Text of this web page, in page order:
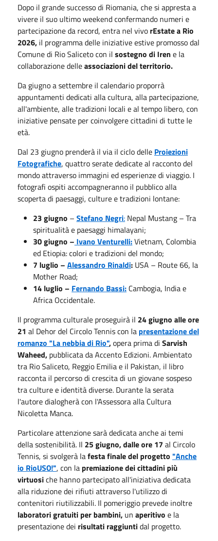
Dopo il grande successo di Riomania, che si appresta a
vivere il suo ultimo weekend confermando numeri e
partecipazione da record, entra nel vivo rEstate a Rio
2026, il programma delle iniziative estive promosso dal
Comune di Rio Saliceto con il sostegno di Iren e la
collaborazione delleassociazioni del territorio.
Da giugno a settembre il calendario proporrà
appuntamenti dedicati alla cultura, alla partecipazione,
all'ambiente, alle tradizioni locali e al tempo libero, con
iniziative pensate per coinvolgere cittadini di tutte le
età.
Dal 23 giugno prenderà il via il ciclo delle Proiezioni
Fotografiche, quattro serate dedicate al racconto del
mondo attraverso immagini ed esperienze di viaggio. I
fotografi ospiti accompagneranno il pubblico alla
scoperta di paesaggi, culture e tradizioni lontane:
23 giugno – Stefano Negri: Nepal Mustang – Tra
spiritualità e paesaggi himalayani;
30 giugno – Ivano Venturelli:Vietnam, Colombia
ed Etiopia: colori e tradizioni del mondo;
7 luglio – Alessandro Rinaldi: USA – Route 66, la
Mother Road;
14 luglio – Fernando Bassi: Cambogia, India e
Africa Occidentale.
Il programma culturale proseguirà il 24 giugno alle ore
21 al Dehor del Circolo Tennis con la presentazione del
romanzo "La nebbia di Rio",opera prima di Sarvish
Waheed, pubblicata da Accento Edizioni. Ambientato
tra Rio Saliceto, Reggio Emilia e il Pakistan, il libro
racconta il percorso di crescita di un giovane sospeso
tra culture e identità diverse. Durante la serata
l'autore dialogherà con l'Assessora alla Cultura
Nicoletta Manca.
Particolare attenzione sarà dedicata anche ai temi
della sostenibilità. Il 25 giugno, dalle ore 17 al Circolo
Tennis, si svolgerà lafesta finale del progetto "Anche
io RioUSO!", con la premiazione dei cittadini più
virtuosiche hanno partecipato all'iniziativa dedicata
alla riduzione dei rifiuti attraverso l'utilizzo di
contenitori riutilizzabili. Il pomeriggio prevede inoltre
laboratori gratuiti per bambini, un aperitivo e la
presentazione dei risultati raggiuntidal progetto.